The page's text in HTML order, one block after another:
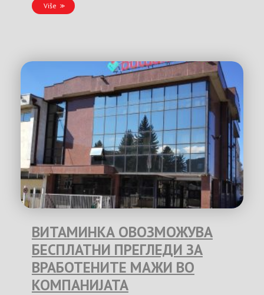
Više
ВИТАМИНКА ОВОЗМОЖУВА
БЕСПЛАТНИ ПРЕГЛЕДИ ЗА
ВРАБОТЕНИТЕ МАЖИ ВО
КОМПАНИЈАТА